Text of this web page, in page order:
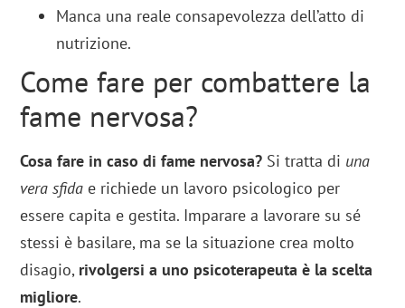
Manca una reale consapevolezza dell’atto di
nutrizione.
Come fare per combattere la
fame nervosa?
Cosa fare in caso di fame nervosa? Si tratta di una
vera sfida e richiede un lavoro psicologico per
essere capita e gestita. Imparare a lavorare su sé
stessi è basilare, ma se la situazione crea molto
disagio, rivolgersi a uno psicoterapeuta è la scelta
migliore.